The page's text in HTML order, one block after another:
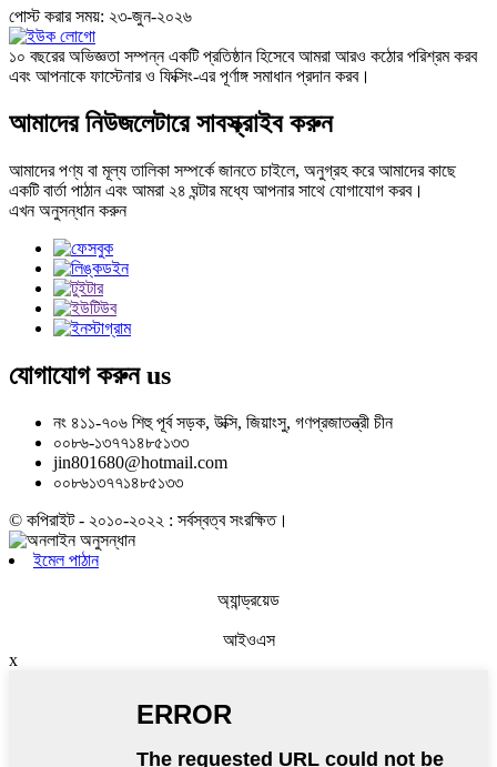
পোস্ট করার সময়: ২৩-জুন-২০২৬
১০ বছরের অভিজ্ঞতা সম্পন্ন একটি প্রতিষ্ঠান হিসেবে আমরা আরও কঠোর পরিশ্রম করব
এবং আপনাকে ফাস্টেনার ও ফিক্সিং-এর পূর্ণাঙ্গ সমাধান প্রদান করব।
আমাদের নিউজলেটারে সাবস্ক্রাইব করুন
আমাদের পণ্য বা মূল্য তালিকা সম্পর্কে জানতে চাইলে, অনুগ্রহ করে আমাদের কাছে
একটি বার্তা পাঠান এবং আমরা ২৪ ঘন্টার মধ্যে আপনার সাথে যোগাযোগ করব।
এখন অনুসন্ধান করুন
যোগাযোগ করুনus
নং ৪১১-৭০৬ শিহু পূর্ব সড়ক, উক্সি, জিয়াংসু, গণপ্রজাতন্ত্রী চীন
০০৮৬-১৩৭৭১৪৮৫১৩৩
jin801680@hotmail.com
০০৮৬১৩৭৭১৪৮৫১৩৩
© কপিরাইট - ২০১০-২০২২ : সর্বস্বত্ব সংরক্ষিত।
ইমেল পাঠান
অ্যান্ড্রয়েড
আইওএস
x